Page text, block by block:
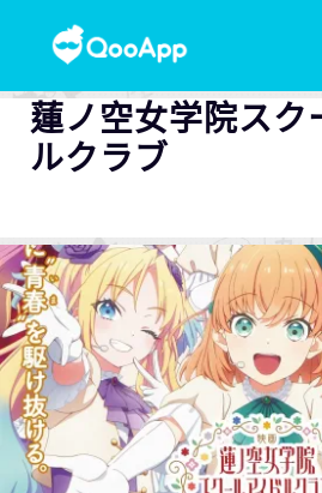
蓮ノ空女学院スク
ルクラブ